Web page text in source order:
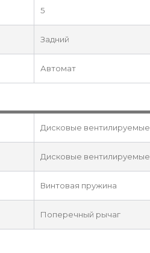
5
Задний
Автомат
Дисковые вентилируемые
Дисковые вентилируемые
Винтовая пружина
Поперечный рычаг